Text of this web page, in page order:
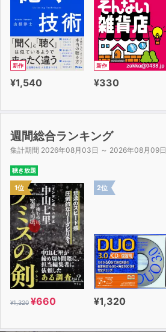
新作
¥1,540
新作
¥330
週間総合ランキング
集計期間 2026年08月03日 ～ 2026年08月09日
聴き放題
1位
¥1,320 ¥660
2位
¥1,320